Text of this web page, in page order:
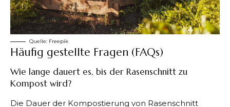
Quelle: Freepik
Häufig gestellte Fragen (FAQs)
Wie lange dauert es, bis der Rasenschnitt zu
Kompost wird?
Die Dauer der Kompostierung von Rasenschnitt